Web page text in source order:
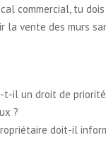
commercial, tu
la vente des murs
t-il un droit de
?
doit-il